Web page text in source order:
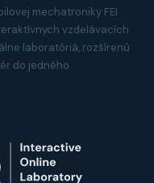
mechatroniky FEI
vzdelávacích
laboratóriá, rozšírenú
do jedného